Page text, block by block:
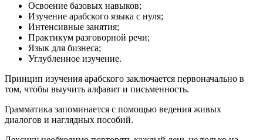
Освоение базовых навыков;
Изучение арабского языка с нуля;
Интенсивные занятия;
Практикум разговорной речи;
Язык для бизнеса;
Углубленное изучение.
Принцип изучения арабского заключается первоначально в
том, чтобы выучить алфавит и письменность.
Грамматика запоминается с помощью ведения живых
диалогов и наглядных пособий.